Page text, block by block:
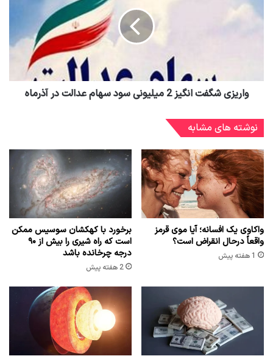
واریزی شگفت انگیز 2 میلیونی سود سهام عدالت در آذرماه
نوشته های مشابه
واکاوی یک افسانه؛ آیا موی قرمز
واقعاً درحال انقراض است؟
1 هفته پیش
برخورد با کهکشان سوسیس ممکن
است که راه شیری را بیش از ۹۰
درجه چرخانده باشد
2 هفته پیش